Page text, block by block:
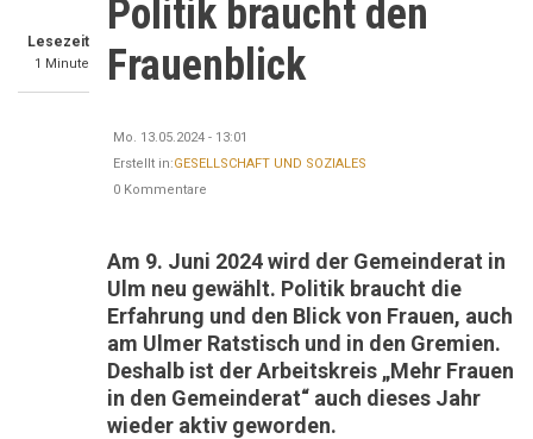
Lesezeit
1 Minute
Politik braucht den
Frauenblick
Mo. 13.05.2024 - 13:01
Erstellt in:GESELLSCHAFT UND SOZIALES
0 Kommentare
Am 9. Juni 2024 wird der Gemeinderat in
Ulm neu gewählt. Politik braucht die
Erfahrung und den Blick von Frauen, auch
am Ulmer Ratstisch und in den Gremien.
Deshalb ist der Arbeitskreis „Mehr Frauen
in den Gemeinderat“ auch dieses Jahr
wieder aktiv geworden.